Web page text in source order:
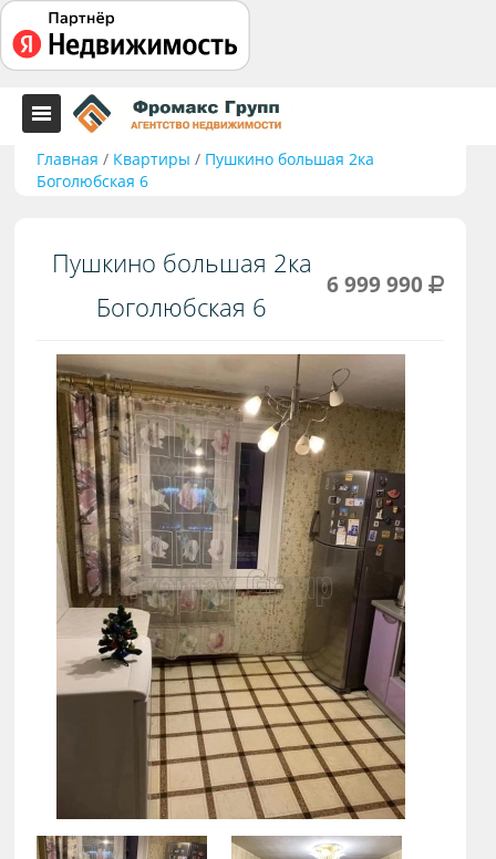
Главная / Квартиры / Пушкино большая 2ка
Боголюбская 6
Пушкино большая 2ка
Боголюбская 6
6 999 990